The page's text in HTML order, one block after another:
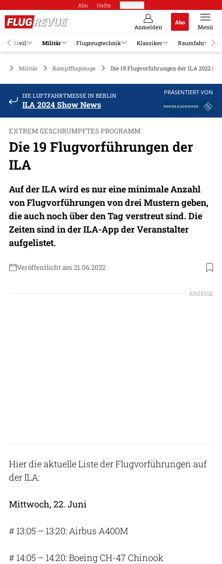
Abo Hefte
Anmelden
Abo
Menü
Zivil Militär Flugzeugtechnik Klassiker Raumfahrt
Militär Kampfflugzeuge Die 19 Flugvorführungen der ILA 2022 in
DIE LUFTFAHRTMESSE IN BERLIN
ILA 2024 Show News
PRÄSENTIERT VON
EXTREM GESCHRUMPFTES PROGRAMM
Die 19 Flugvorführungen der
ILA
Auf der ILA wird es nur eine minimale Anzahl
von Flugvorführungen von drei Mustern geben,
die auch noch über den Tag verstreut sind. Die
Zeiten sind in der ILA-App der Veranstalter
aufgelistet.
Veröffentlicht am 21.06.2022
Foto: Luftwaffe / Jana Neumann
ANZEIGE
Hier die aktuelle Liste der Flugvorführungen auf
der ILA:
Mittwoch, 22. Juni
# 13:05 – 13:20: Airbus A400M
# 14:05 – 14:20: Boeing CH-47 Chinook